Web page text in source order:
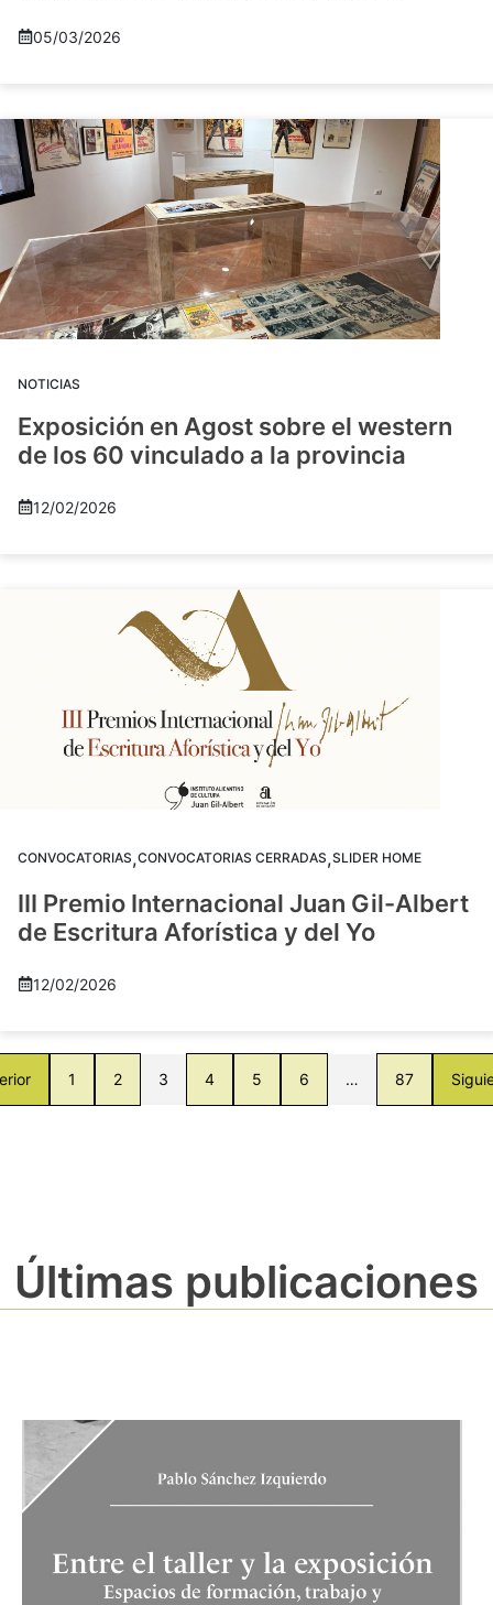
05/03/2026
NOTICIAS
Exposición en Agost sobre el western
de los 60 vinculado a la provincia
12/02/2026
CONVOCATORIAS,CONVOCATORIAS CERRADAS,SLIDER HOME
III Premio Internacional Juan Gil-Albert
de Escritura Aforística y del Yo
12/02/2026
1 2 3 4 5 6 … 87
Últimas publicaciones